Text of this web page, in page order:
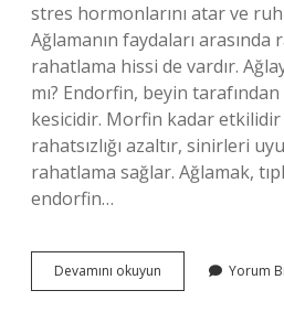
stres hormonlarını atar ve
Ağlamanın faydaları
rahatlama hissi de vardır.
mı? Endorfin, beyin
kesicidir. Morfin kadar
rahatsızlığı azaltır, sinirleri
rahatlama sağlar. Ağlamak,
endorfin…
Devamını okuyun Ağlamak
Sakinleştirir
Yorum